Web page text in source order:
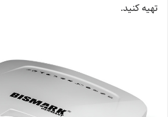
تهیه کنید.